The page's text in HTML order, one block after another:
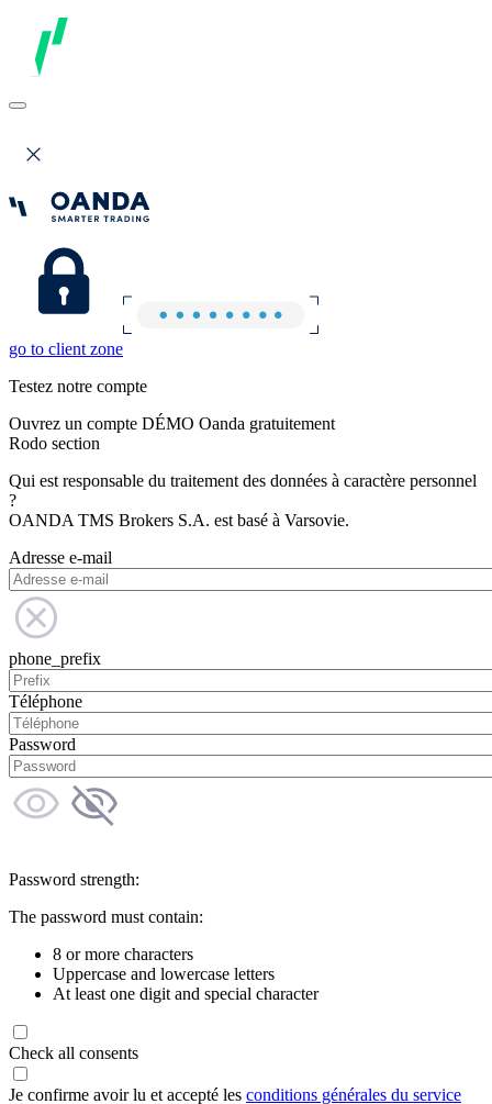
go to client zone
Testez notre compte
Ouvrez un compte DÉMO Oanda gratuitement
Rodo section
Qui est responsable du traitement des données à caractère personnel
?
OANDA TMS Brokers S.A. est basé à Varsovie.
Adresse e-mail
phone_prefix
Téléphone
Password
Password strength:
The password must contain:
8 or more characters
Uppercase and lowercase letters
At least one digit and special character
Check all consents
Je confirme avoir lu et accepté les conditions générales du service